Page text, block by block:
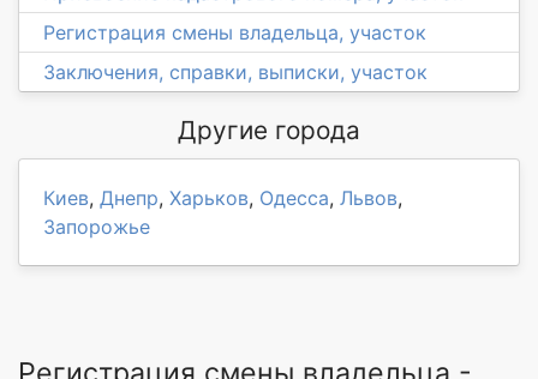
Регистрация смены владельца, участок
Заключения, справки, выписки, участок
Другие города
Киев, Днепр, Харьков, Одесса, Львов,
Запорожье